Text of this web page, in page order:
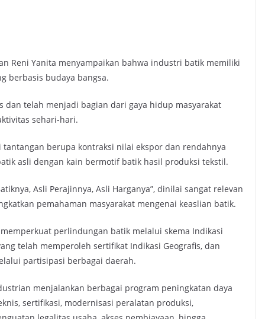
Reni Yanita menyampaikan bahwa industri batik memiliki
berbasis budaya bangsa.
telah menjadi bagian dari gaya hidup masyarakat
sehari-hari.
berupa kontraksi nilai ekspor dan rendahnya
asli dengan kain bermotif batik hasil produksi tekstil.
Asli Perajinnya, Asli Harganya”, dinilai sangat relevan
pemahaman masyarakat mengenai keaslian batik.
perlindungan batik melalui skema Indikasi
telah memperoleh sertifikat Indikasi Geografis, dan
partisipasi berbagai daerah.
menjalankan berbagai program peningkatan daya
sertifikasi, modernisasi peralatan produksi,